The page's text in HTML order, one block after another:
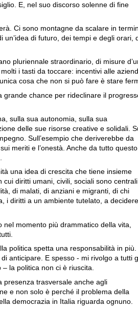
E, nel suo discorso solenne di fine
Ci sono montagne da scalare in
un’idea di futuro, dei tempi e degli orari,
pluriennale straordinario, di misure
i tasti da toccare: incentivi alle
cosa che non si può fare è stare
grande chance per rideclinare il
sulla sua autonomia, sulla sua
delle sue risorse creative e solidali.
Sull’esempio che deriverebbe da
meriti e l’onestà. Anche da tutto questo
una idea di crescita che tiene insieme
cui diritti umani, civili, sociali sono
di malati, di anziani e migranti, di chi
i diritti a un ambiente tutelato, a decidere
momento più drammatico della vita,
politica spetta una responsabilità in più.
anticipare. E spesso - mi rivolgo a tutti
la politica non ci è riuscita.
presenza trasversale anche agli
e non solo è perché il problema della
democrazia in Italia riguarda ognuno.